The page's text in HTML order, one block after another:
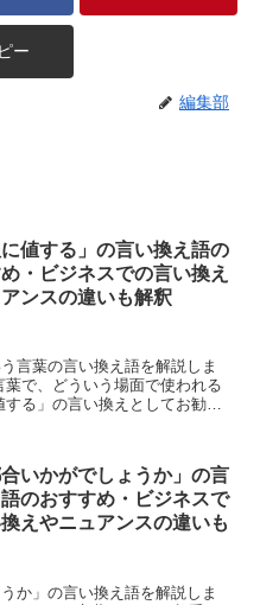
ー
編集部
に値する」の言い換え語の
・ビジネスでの言い換え
ンスの違いも解釈
言葉の言い換え語を解説しま
で、どういう場面で使われる
る」の言い換えとしてお勧め
合いかがでしょうか」の言
のおすすめ・ビジネスで
えやニュアンスの違いも
か」の言い換え語を解説しま